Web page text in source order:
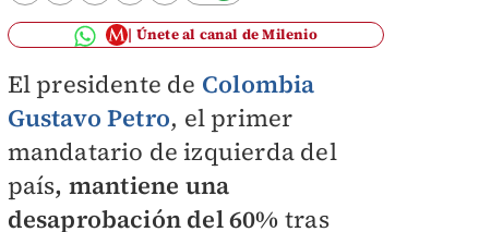
Únete al canal de Milenio
El presidente de Colombia
Gustavo Petro, el primer
mandatario de izquierda del
país, mantiene una
desaprobación del 60% tras